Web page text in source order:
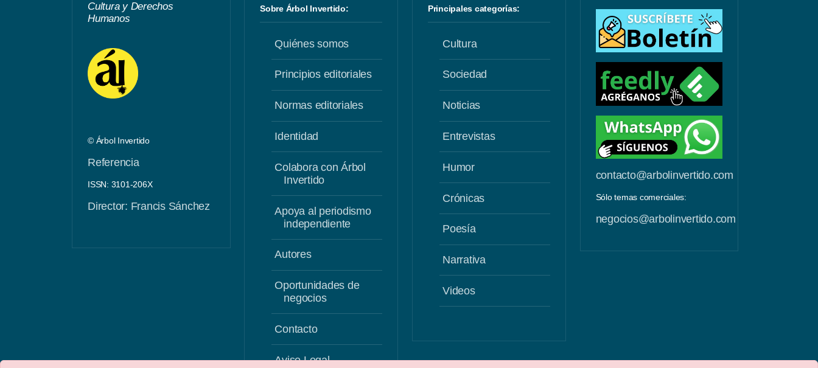
Cultura y Derechos
Humanos
© Árbol Invertido
Referencia
ISSN: 3101-206X
Director: Francis Sánchez
Sobre Árbol Invertido:
Quiénes somos
Principios editoriales
Normas editoriales
Identidad
Colabora con Árbol
Invertido
Apoya al periodismo
independiente
Autores
Oportunidades de
negocios
Contacto
Aviso Legal
Principales categorías:
Cultura
Sociedad
Noticias
Entrevistas
Humor
Crónicas
Poesía
Narrativa
Videos
contacto@arbolinvertido.com
Sólo temas comerciales:
negocios@arbolinvertido.com